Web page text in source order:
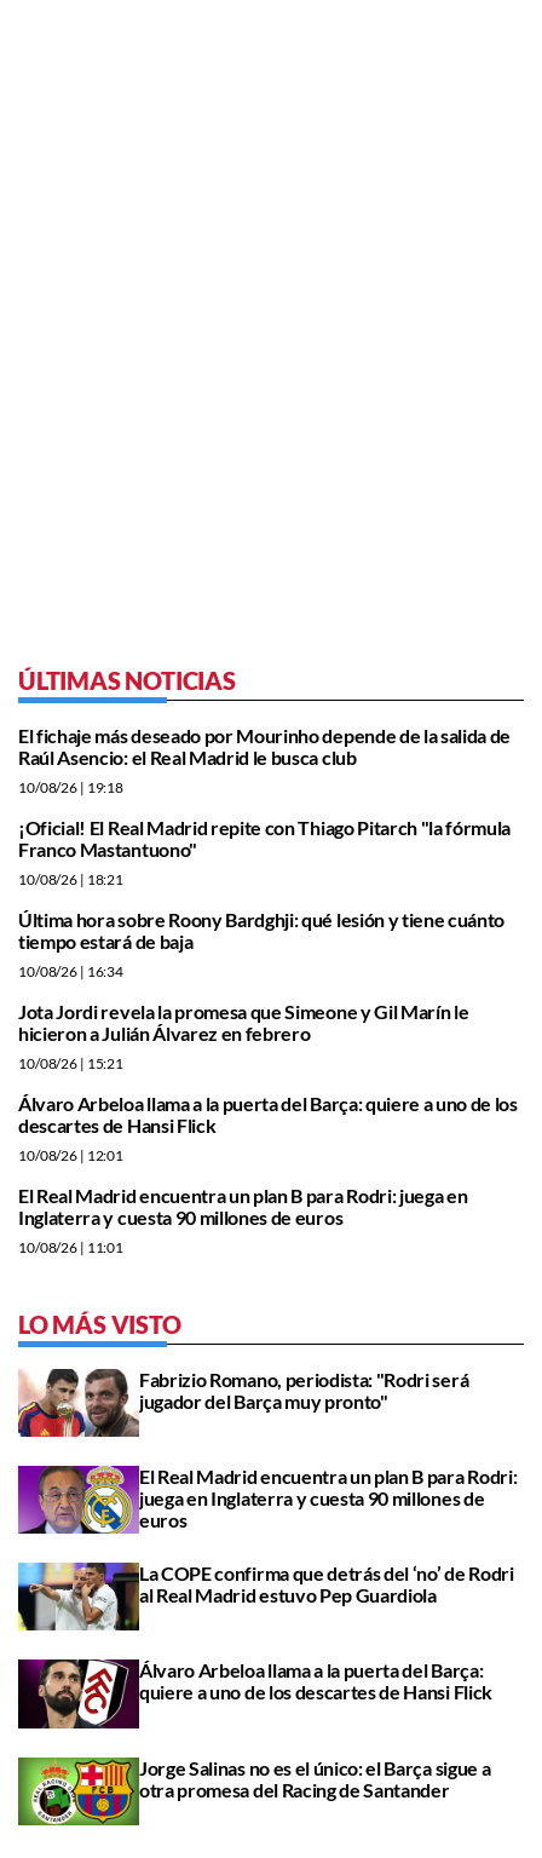
ÚLTIMAS NOTICIAS
El fichaje más deseado por Mourinho depende de la salida de
Raúl Asencio: el Real Madrid le busca club
10/08/26 | 19:18
¡Oficial! El Real Madrid repite con Thiago Pitarch "la fórmula
Franco Mastantuono"
10/08/26 | 18:21
Última hora sobre Roony Bardghji: qué lesión y tiene cuánto
tiempo estará de baja
10/08/26 | 16:34
Jota Jordi revela la promesa que Simeone y Gil Marín le
hicieron a Julián Álvarez en febrero
10/08/26 | 15:21
Álvaro Arbeloa llama a la puerta del Barça: quiere a uno de los
descartes de Hansi Flick
10/08/26 | 12:01
El Real Madrid encuentra un plan B para Rodri: juega en
Inglaterra y cuesta 90 millones de euros
10/08/26 | 11:01
LO MÁS VISTO
Fabrizio Romano, periodista: "Rodri será
jugador del Barça muy pronto"
El Real Madrid encuentra un plan B para Rodri:
juega en Inglaterra y cuesta 90 millones de
euros
La COPE confirma que detrás del ‘no’ de Rodri
al Real Madrid estuvo Pep Guardiola
Álvaro Arbeloa llama a la puerta del Barça:
quiere a uno de los descartes de Hansi Flick
Jorge Salinas no es el único: el Barça sigue a
otra promesa del Racing de Santander